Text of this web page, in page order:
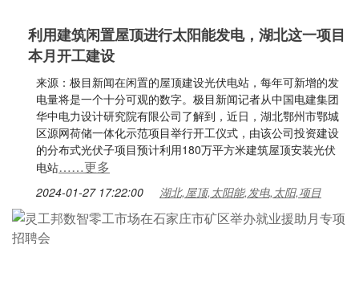
利用建筑闲置屋顶进行太阳能发电，湖北这一项目
本月开工建设
来源：极目新闻在闲置的屋顶建设光伏电站，每年可新增的发
电量将是一个十分可观的数字。极目新闻记者从中国电建集团
华中电力设计研究院有限公司了解到，近日，湖北鄂州市鄂城
区源网荷储一体化示范项目举行开工仪式，由该公司投资建设
的分布式光伏子项目预计利用180万平方米建筑屋顶安装光伏
电站……更多
2024-01-27 17:22:00 湖北,屋顶,太阳能,发电,太阳,项目